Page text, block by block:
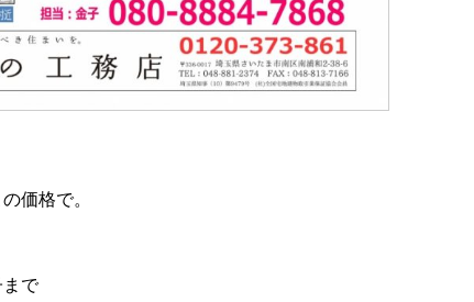
価格で。
で